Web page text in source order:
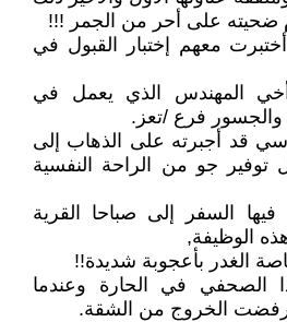
ضحيته على أحر من الجمر !!!
معهم إختبار القبول في
المهندس الذي يعمل في
والجسور فرع /تعز.
قد أجبرته على الذهاب إلى
توفير جو من الراحة النفسية
السفر إلى صباحا القرية
الوظيفة,
الغدر بأعجوبة شديدة!!
الصحفي في الحارة وعندما
الخروج من الشقة.